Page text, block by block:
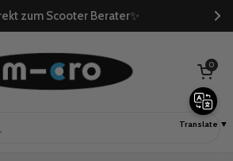
zum Scooter Berater✨
Warenkorb
0
Translate ▼